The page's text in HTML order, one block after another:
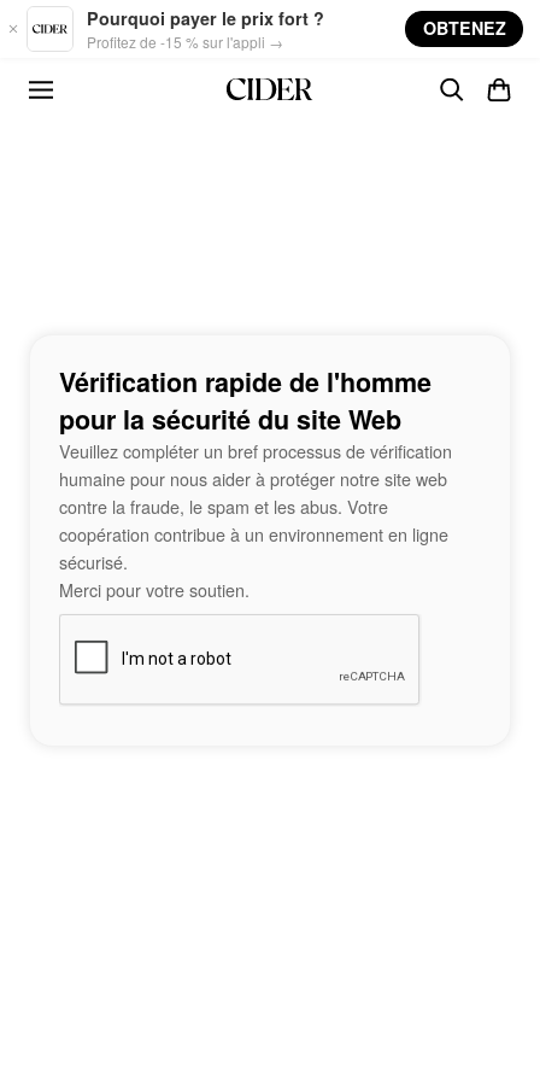
Skip to main content
Pourquoi payer le prix fort ?
Profitez de -15 % sur l'appli →
OBTENEZ
Vérification rapide de l'homme
pour la sécurité du site Web
Veuillez compléter un bref processus de vérification
humaine pour nous aider à protéger notre site web
contre la fraude, le spam et les abus. Votre
coopération contribue à un environnement en ligne
sécurisé.
Merci pour votre soutien.